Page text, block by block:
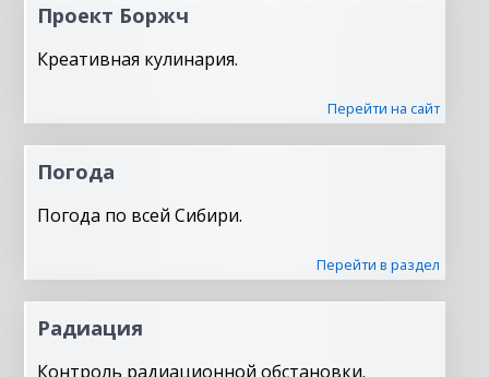
Проект Боржч
Креативная кулинария.
Перейти на сайт
Погода
Погода по всей Сибири.
Перейти в раздел
Радиация
Контроль радиационной обстановки.